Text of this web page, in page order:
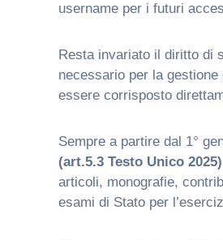
username per i futuri
Resta invariato il diritto di
necessario per la
essere corrisposto
Sempre a partire dal 1°
(art.5.3 Testo Unico 2025)
articoli, monografie,
esami di Stato per